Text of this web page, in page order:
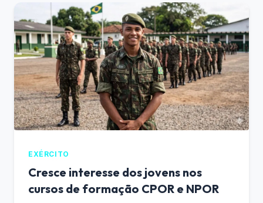
EXÉRCITO
Cresce interesse dos jovens nos
cursos de formação CPOR e NPOR